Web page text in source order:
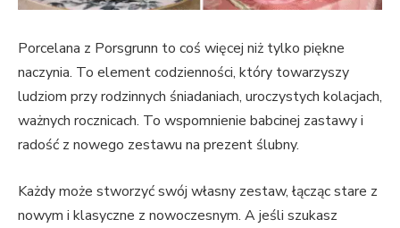
Porcelana z Porsgrunn to coś więcej niż tylko piękne
naczynia. To element codzienności, który towarzyszy
ludziom przy rodzinnych śniadaniach, uroczystych kolacjach,
ważnych rocznicach. To wspomnienie babcinej zastawy i
radość z nowego zestawu na prezent ślubny.
Każdy może stworzyć swój własny zestaw, łącząc stare z
nowym i klasyczne z nowoczesnym. A jeśli szukasz